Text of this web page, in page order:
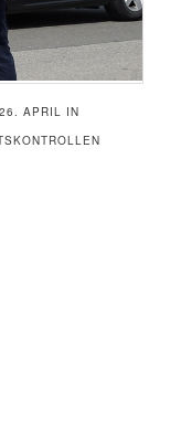
APRIL IN
D